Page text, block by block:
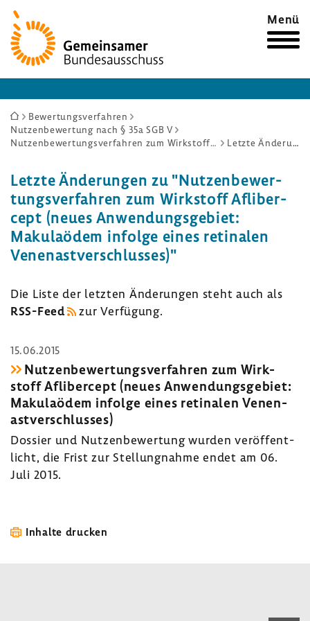
Zur
Startseite
Menü
Sie
sind
Bewertungsverfahren
Nutzenbewertung nach § 35a SGB V
Nutzenbewertungsverfahren zum Wirkstoff Aflibercept (neues Anwendungsgebiet: Makulaödem infolge eines retinalen Venenastverschlusses)
Letzte Änderungen
Letzte Ände­rungen zu "Nutzen­be­wer­
tungs­ver­fahren zum Wirk­stoff Afli­ber­
cept (neues Anwen­dungs­ge­biet:
Maku­laödem infolge eines reti­nalen
Venen­ast­ver­schlusses)"
Die Liste der letzten Ände­rungen steht auch als
RSS-​Feed
zur Verfü­gung.
15.06.2015
Nutzen­be­wer­tungs­ver­fahren zum Wirk­
stoff Afli­ber­cept (neues Anwen­dungs­ge­biet:
Maku­laödem infolge eines reti­nalen Venen­
ast­ver­schlusses)
Dossier und Nutzen­be­wer­tung wurden veröf­fent­
licht, die Frist zur Stel­lung­nahme endet am 06.
Juli 2015.
Inhalte drucken